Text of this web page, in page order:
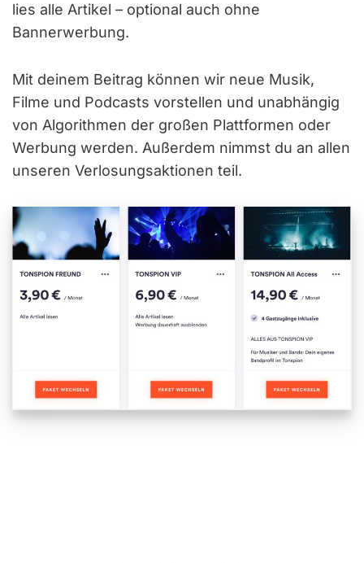
lies alle Artikel – optional auch ohne
Bannerwerbung.
Mit deinem Beitrag können wir neue Musik,
Filme und Podcasts vorstellen und unabhängig
von Algorithmen der großen Plattformen oder
Werbung werden. Außerdem nimmst du an allen
unseren Verlosungsaktionen teil.